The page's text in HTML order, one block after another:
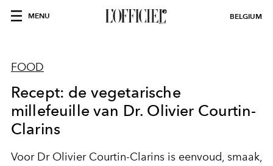
MENU BELGIUM
FOOD
Recept: de vegetarische
millefeuille van Dr. Olivier Courtin-
Clarins
Voor Dr Olivier Courtin-Clarins is eenvoud, smaak,